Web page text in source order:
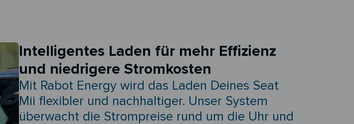
Intelligentes Laden für mehr Effizienz
und niedrigere Stromkosten
Mit Rabot Energy wird das Laden Deines Seat
Mii flexibler und nachhaltiger. Unser System
überwacht die Strompreise rund um die Uhr und